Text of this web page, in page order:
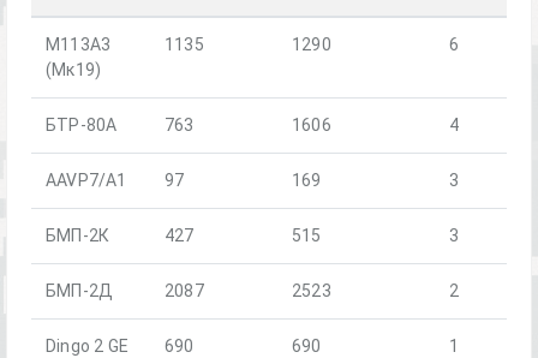
М113А3
(Мк19)
1135 1290 6
БТР-80А 763 1606 4
AAVP7/A1 97 169 3
БМП-2К 427 515 3
БМП-2Д 2087 2523 2
Dingo 2 GE
690 690 1